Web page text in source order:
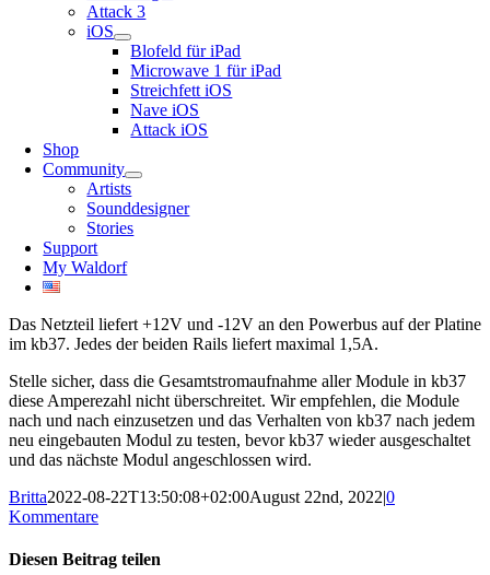
Attack 3
iOS
Blofeld für iPad
Microwave 1 für iPad
Streichfett iOS
Nave iOS
Attack iOS
Shop
Community
Artists
Sounddesigner
Stories
Support
My Waldorf
Das Netzteil liefert +12V und -12V an den Powerbus auf der Platine
im kb37. Jedes der beiden Rails liefert maximal 1,5A.
Stelle sicher, dass die Gesamtstromaufnahme aller Module in kb37
diese Amperezahl nicht überschreitet. Wir empfehlen, die Module
nach und nach einzusetzen und das Verhalten von kb37 nach jedem
neu eingebauten Modul zu testen, bevor kb37 wieder ausgeschaltet
und das nächste Modul angeschlossen wird.
Britta2022-08-22T13:50:08+02:00August 22nd, 2022|0
Kommentare
Diesen Beitrag teilen